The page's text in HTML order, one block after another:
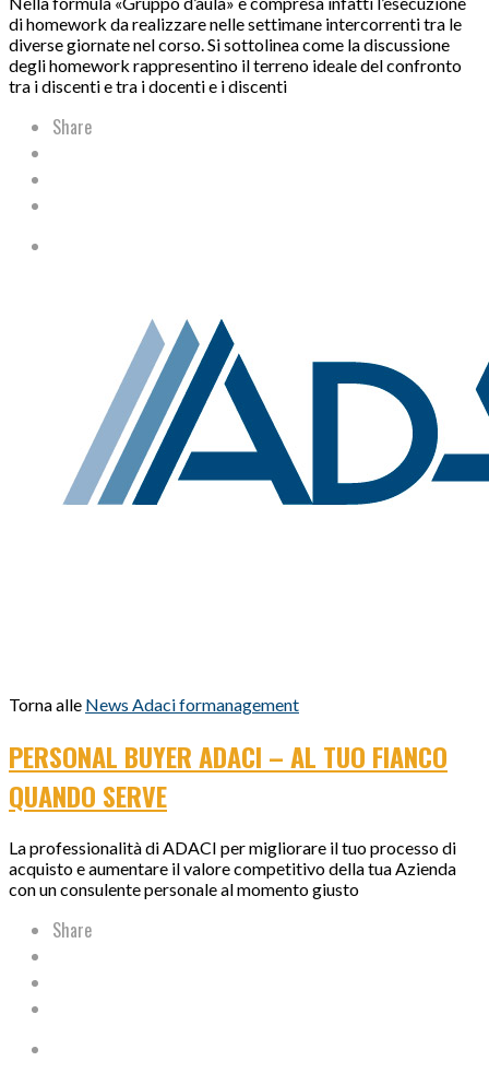
di homework da realizzare nelle settimane intercorrenti tra le
diverse giornate nel corso. Si sottolinea come la discussione
degli homework rappresentino il terreno ideale del confronto
tra i discenti e tra i docenti e i discenti
Share
Torna alle News Adaci formanagement
PERSONAL BUYER ADACI – AL TUO FIANCO
QUANDO SERVE
La professionalità di ADACI per migliorare il tuo processo di
acquisto e aumentare il valore competitivo della tua Azienda
con un consulente personale al momento giusto
Share